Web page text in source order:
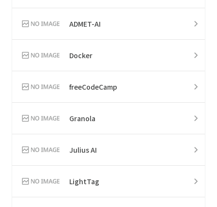
ADMET-AI
Docker
freeCodeCamp
Granola
Julius AI
LightTag